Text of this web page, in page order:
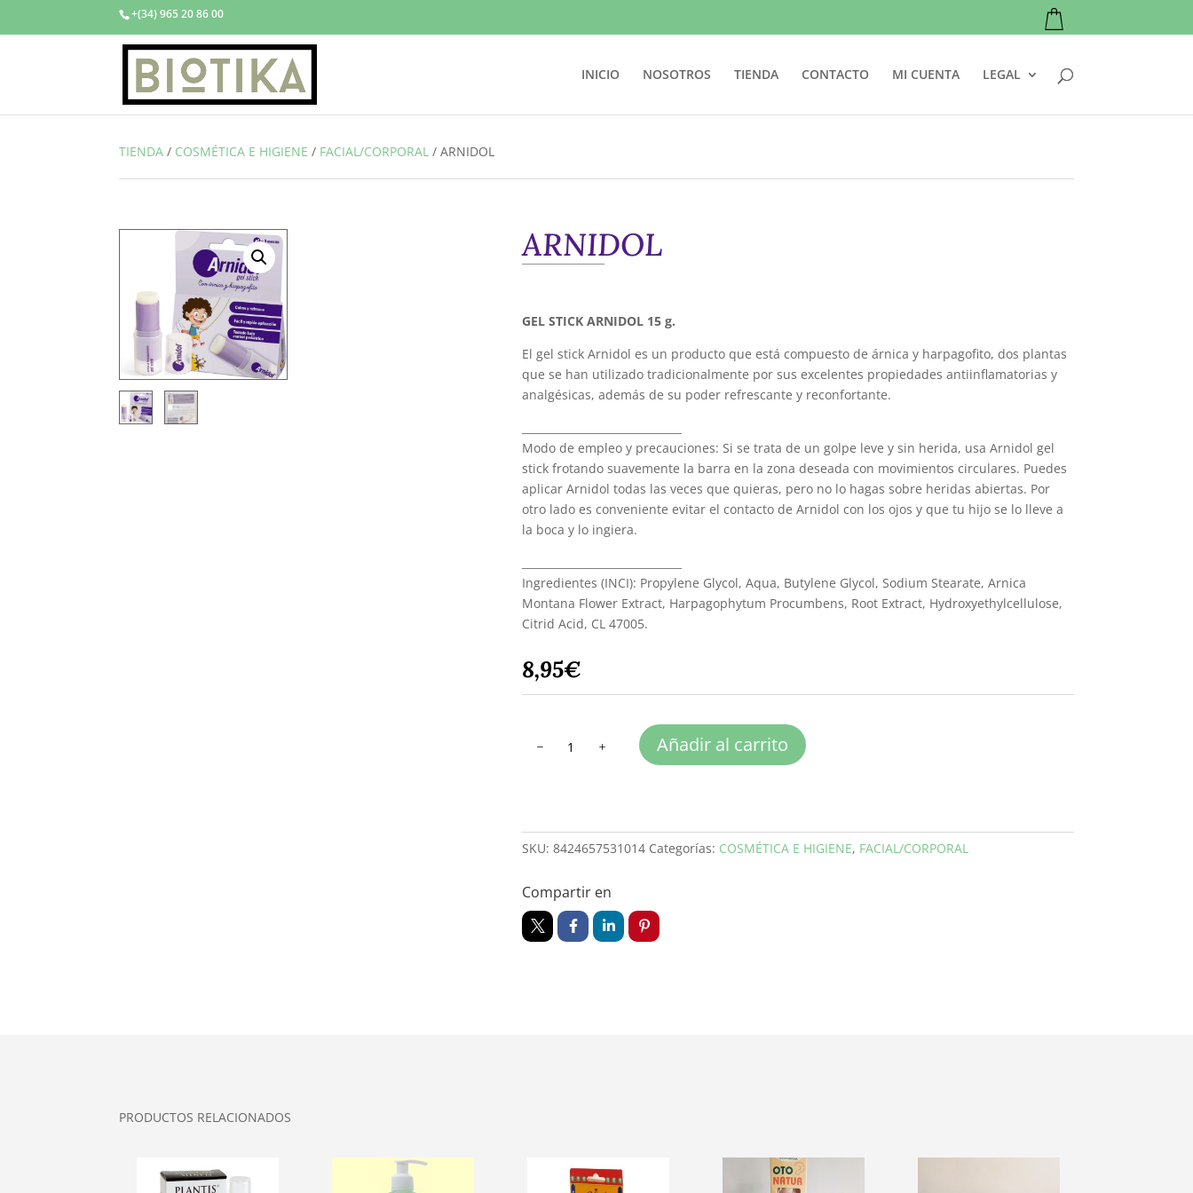
+(34) 965 20 86 00
INICIO NOSOTROS TIENDA CONTACTO MI CUENTA LEGAL
TIENDA / COSMÉTICA E HIGIENE / FACIAL/CORPORAL /ARNIDOL
ARNIDOL
GEL STICK ARNIDOL 15 g.
El gel stick Arnidol es un producto que está compuesto de árnica y harpagofito, dos plantas
que se han utilizado tradicionalmente por sus excelentes propiedades antiinflamatorias y
analgésicas, además de su poder refrescante y reconfortante.
Modo de empleo y precauciones: Si se trata de un golpe leve y sin herida, usa Arnidol gel
stick frotando suavemente la barra en la zona deseada con movimientos circulares. Puedes
aplicar Arnidol todas las veces que quieras, pero no lo hagas sobre heridas abiertas. Por
otro lado es conveniente evitar el contacto de Arnidol con los ojos y que tu hijo se lo lleve a
la boca y lo ingiera.
Ingredientes (INCI): Propylene Glycol, Aqua, Butylene Glycol, Sodium Stearate, Arnica
Montana Flower Extract, Harpagophytum Procumbens, Root Extract, Hydroxyethylcellulose,
Citrid Acid, CL 47005.
8,95€
cantidad
Añadir al carrito
SKU: 8424657531014 Categorías: COSMÉTICA E HIGIENE, FACIAL/CORPORAL
Compartir en
PRODUCTOS RELACIONADOS